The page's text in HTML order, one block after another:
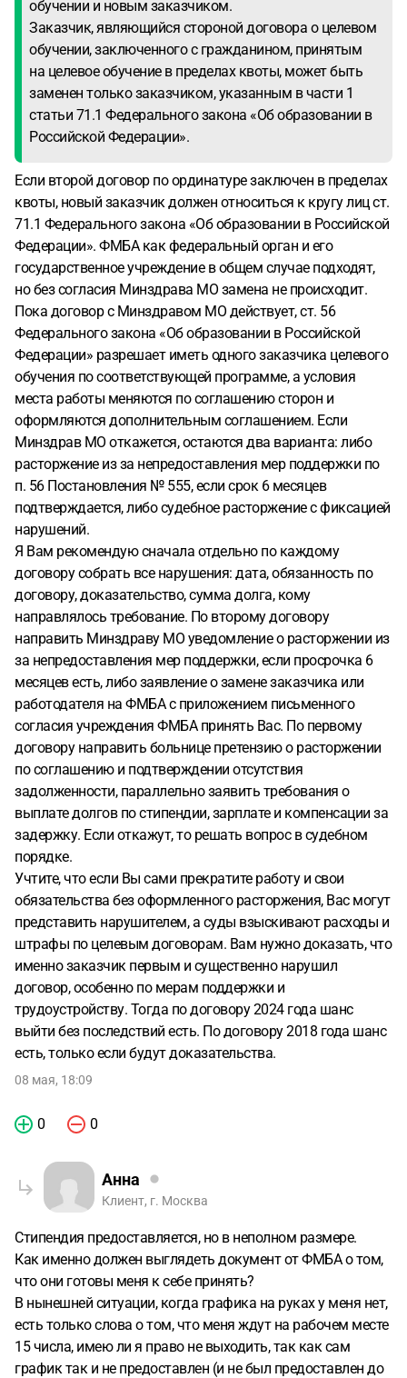
обучении и новым заказчиком.
Заказчик, являющийся стороной договора о целевом
обучении, заключенного с гражданином, принятым
на целевое обучение в пределах квоты, может быть
заменен только заказчиком, указанным в части 1
статьи 71.1 Федерального закона «Об образовании в
Российской Федерации».
Если второй договор по ординатуре заключен в пределах
квоты, новый заказчик должен относиться к кругу лиц ст.
71.1 Федерального закона «Об образовании в Российской
Федерации». ФМБА как федеральный орган и его
государственное учреждение в общем случае подходят,
но без согласия Минздрава МО замена не происходит.
Пока договор с Минздравом МО действует, ст. 56
Федерального закона «Об образовании в Российской
Федерации» разрешает иметь одного заказчика целевого
обучения по соответствующей программе, а условия
места работы меняются по соглашению сторон и
оформляются дополнительным соглашением. Если
Минздрав МО откажется, остаются два варианта: либо
расторжение из за непредоставления мер поддержки по
п. 56 Постановления № 555, если срок 6 месяцев
подтверждается, либо судебное расторжение с фиксацией
нарушений.
Я Вам рекомендую сначала отдельно по каждому
договору собрать все нарушения: дата, обязанность по
договору, доказательство, сумма долга, кому
направлялось требование. По второму договору
направить Минздраву МО уведомление о расторжении из
за непредоставления мер поддержки, если просрочка 6
месяцев есть, либо заявление о замене заказчика или
работодателя на ФМБА с приложением письменного
согласия учреждения ФМБА принять Вас. По первому
договору направить больнице претензию о расторжении
по соглашению и подтверждении отсутствия
задолженности, параллельно заявить требования о
выплате долгов по стипендии, зарплате и компенсации за
задержку. Если откажут, то решать вопрос в судебном
порядке.
Учтите, что если Вы сами прекратите работу и свои
обязательства без оформленного расторжения, Вас могут
представить нарушителем, а суды взыскивают расходы и
штрафы по целевым договорам. Вам нужно доказать, что
именно заказчик первым и существенно нарушил
договор, особенно по мерам поддержки и
трудоустройству. Тогда по договору 2024 года шанс
выйти без последствий есть. По договору 2018 года шанс
есть, только если будут доказательства.
08 мая, 18:09
0 0
Анна
Клиент, г. Москва
Стипендия предоставляется, но в неполном размере.
Как именно должен выглядеть документ от ФМБА о том,
что они готовы меня к себе принять?
В нынешней ситуации, когда графика на руках у меня нет,
есть только слова о том, что меня ждут на рабочем месте
15 числа, имею ли я право не выходить, так как сам
график так и не предоставлен (и не был предоставлен до